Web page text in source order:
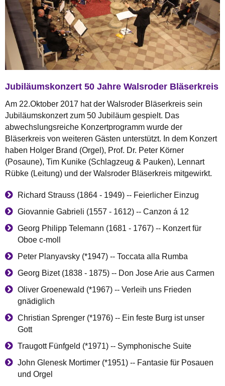
Jubiläumskonzert 50 Jahre Walsroder Bläserkreis
Am 22.Oktober 2017 hat der Walsroder Bläserkreis sein
Jubiläumskonzert zum 50 Jubiläum gespielt. Das
abwechslungsreiche Konzertprogramm wurde der
Bläserkreis von weiteren Gästen unterstützt. In dem Konzert
haben Holger Brand (Orgel), Prof. Dr. Peter Körner
(Posaune), Tim Kunike (Schlagzeug & Pauken), Lennart
Rübke (Leitung) und der Walsroder Bläserkreis mitgewirkt.
Richard Strauss (1864 - 1949) -- Feierlicher Einzug
Giovannie Gabrieli (1557 - 1612) -- Canzon á 12
Georg Philipp Telemann (1681 - 1767) -- Konzert für
Oboe c-moll
Peter Planyavsky (*1947) -- Toccata alla Rumba
Georg Bizet (1838 - 1875) -- Don Jose Arie aus Carmen
Oliver Groenewald (*1967) -- Verleih uns Frieden
gnädiglich
Christian Sprenger (*1976) -- Ein feste Burg ist unser
Gott
Traugott Fünfgeld (*1971) -- Symphonische Suite
John Glenesk Mortimer (*1951) -- Fantasie für Posauen
und Orgel